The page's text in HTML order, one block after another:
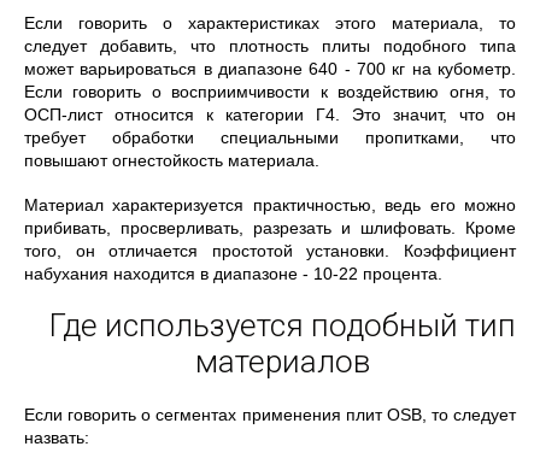
Если говорить о характеристиках этого материала, то
следует добавить, что плотность плиты подобного типа
может варьироваться в диапазоне 640 - 700 кг на кубометр.
Если говорить о восприимчивости к воздействию огня, то
ОСП-лист относится к категории Г4. Это значит, что он
требует обработки специальными пропитками, что
повышают огнестойкость материала.
Материал характеризуется практичностью, ведь его можно
прибивать, просверливать, разрезать и шлифовать. Кроме
того, он отличается простотой установки. Коэффициент
набухания находится в диапазоне - 10-22 процента.
Где используется подобный тип
материалов
Если говорить о сегментах применения плит OSB, то следует
назвать: